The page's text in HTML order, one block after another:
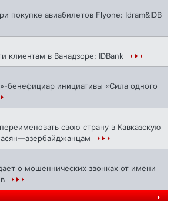
покупке авиабилетов Flyone: Idram&IDB
клиентам в Ванадзоре: IDBank
бенефициар инициативы «Сила одного
свою страну в Кавказскую
о мошеннических звонках от имени